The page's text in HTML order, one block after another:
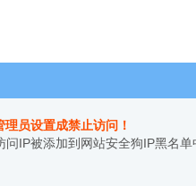
员设置成禁止访问！
问IP被添加到网站安全狗IP黑名单